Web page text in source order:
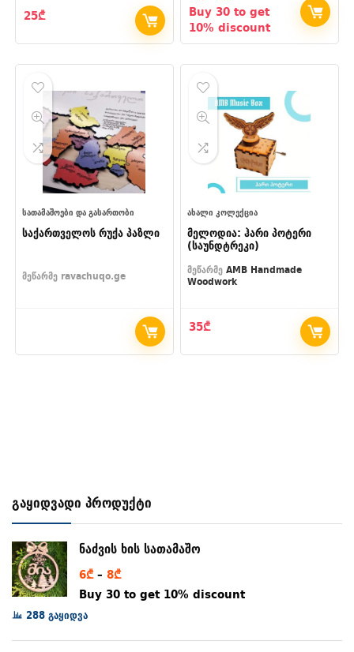
25₾
range:
6₾
through
Buy 30 to get
10% discount
ᲡᲐᲗᲐᲛᲐᲨᲝᲔᲑᲘ ᲓᲐ ᲒᲐᲡᲐᲠᲗᲝᲑᲘ
საქართველოს რუქა პაზლი
მეწარმე ravachuqo.ge
ᲐᲮᲐᲚᲘ ᲙᲝᲚᲔᲥᲪᲘᲐ
მელოდია: ჰარი პოტერი
(საუნდტრეკი)
მეწარმე AMB Handmade
Woodwork
35₾
გაყიდვადი პროდუქტი
ნაძვის ხის სათამაშო
6₾ – 8₾Price
range:
Buy 30 to get 10% discount
288 გაყიდვა